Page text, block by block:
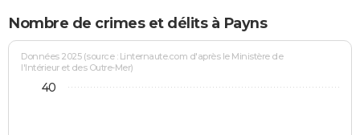
Bricolage
Lifestyle
Culture
Sport
Auto
Television
Voyage
Cinema
Nombre de crimes et délits à Payns
Données 2025 (source : Linternaute.com d'après le Ministère de
l'Intérieur et des Outre-Mer)
40